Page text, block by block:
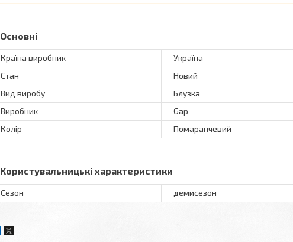
Основні
Країна виробник
Україна
Стан
Новий
Вид виробу
Блузка
Виробник
Gap
Колір
Помаранчевий
Користувальницькі характеристики
Сезон демисезон